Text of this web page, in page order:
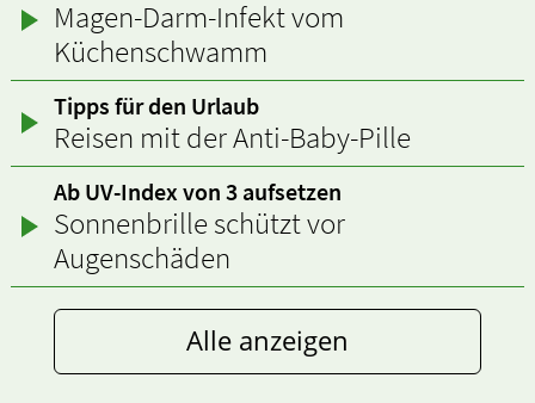
Magen-Darm-Infekt vom
Küchenschwamm
Tipps für den Urlaub
Reisen mit der Anti-Baby-Pille
Ab UV-Index von 3 aufsetzen
Sonnenbrille schützt vor
Augenschäden
Alle anzeigen